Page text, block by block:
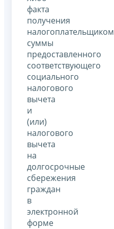
факта
получения
налогоплательщиком
суммы
предоставленного
соответствующего
социального
налогового
вычета
и
(или)
налогового
вычета
на
долгосрочные
сбережения
граждан
в
электронной
форме